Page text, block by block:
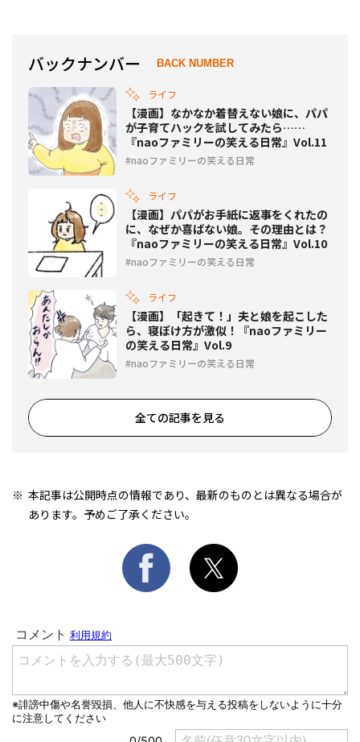
バックナンバー BACK NUMBER
ライフ
【漫画】なかなか着替えない娘に、パパ
が子育てハックを試してみたら……
『naoファミリーの笑える日常』Vol.11
naoファミリーの笑える日常
ライフ
【漫画】パパがお手紙に返事をくれたの
に、なぜか喜ばない娘。その理由とは？
『naoファミリーの笑える日常』Vol.10
naoファミリーの笑える日常
ライフ
【漫画】「起きて！」夫と娘を起こした
ら、寝ぼけ方が激似！『naoファミリー
の笑える日常』Vol.9
naoファミリーの笑える日常
全ての記事を見る
本記事は公開時点の情報であり、最新のものとは異なる場合が
あります。予めご了承ください。